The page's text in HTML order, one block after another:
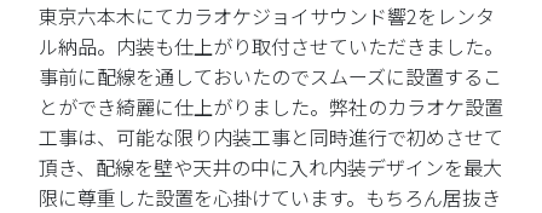
東京六本木にてカラオケジョイサウンド響2をレンタ
ル納品。内装も仕上がり取付させていただきました。
事前に配線を通しておいたのでスムーズに設置するこ
とができ綺麗に仕上がりました。弊社のカラオケ設置
工事は、可能な限り内装工事と同時進行で初めさせて
頂き、配線を壁や天井の中に入れ内装デザインを最大
限に尊重した設置を心掛けています。もちろん居抜き